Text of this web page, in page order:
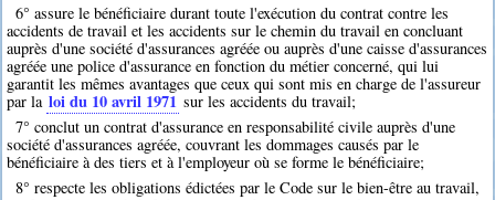
6° assure le bénéficiaire durant toute l'exécution du contrat contre les
accidents de travail et les accidents sur le chemin du travail en concluant
auprès d'une société d'assurances agréée ou auprès d'une caisse d'assurances
agréée une police d'assurance en fonction du métier concerné, qui lui
garantit les mêmes avantages que ceux qui sont mis en charge de l'assureur
par la loi du 10 avril 1971 sur les accidents du travail;
7° conclut un contrat d'assurance en responsabilité civile auprès d'une
société d'assurances agréée, couvrant les dommages causés par le
bénéficiaire à des tiers et à l'employeur où se forme le bénéficiaire;
8° respecte les obligations édictées par le Code sur le bien-être au travail,